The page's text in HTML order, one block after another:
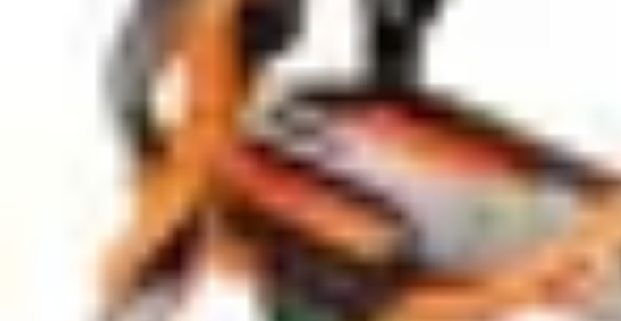
Espacios de Trabajo Decoración del Hogar Jardinería
Casa Perfecta